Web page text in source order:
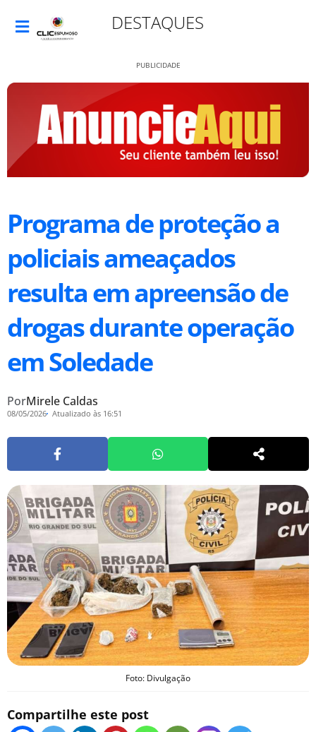
DESTAQUES
PUBLICIDADE
Programa de proteção a
policiais ameaçados
resulta em apreensão de
drogas durante operação
em Soledade
PorMirele Caldas
08/05/2026 Atualizado às 16:51
Foto: Divulgação
Compartilhe este post